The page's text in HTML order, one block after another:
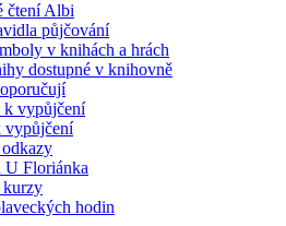
čtení Albi
půjčování
v knihách a hrách
dostupné v knihovně
k vypůjčení
vypůjčení
U Floriánka
kurzy
hodin